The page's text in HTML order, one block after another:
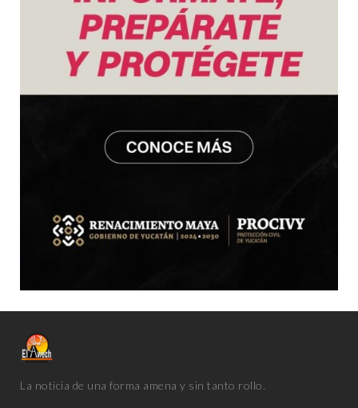
La noticia de una forma amena y sin tanto rollo.